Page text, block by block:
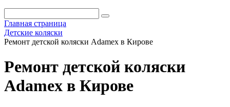
Главная страница
Детские коляски
Ремонт детской коляски Adamex в Кирове
Ремонт детской коляски
Adamex в Кирове